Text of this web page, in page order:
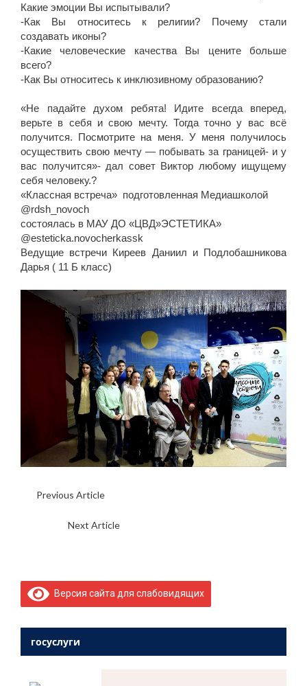
Какие эмоции Вы испытывали?
-Как Вы относитесь к религии? Почему стали
создавать иконы?
-Какие человеческие качества Вы цените больше
всего?
-Как Вы относитесь к инклюзивному образованию?
«Не падайте духом ребята! Идите всегда вперед,
верьте в себя и свою мечту. Тогда точно у вас всё
получится. Посмотрите на меня. У меня получилось
осуществить свою мечту — побывать за границей- и у
вас получится»- дал совет Виктор любому ищущему
себя человеку.?️
«Классная встреча» подготовленная Медиашколой
@rdsh_novoch
состоялась в МАУ ДО «ЦВД»ЭСТЕТИКА»
@esteticka.novocherkassk
Ведущие встречи Киреев Даниил и Подлобашникова
Дарья ( 11 Б класс)
Previous Article?‍??‍?ОТ МОЛОДОГО СПЕЦИАЛИСТА К
Next Article
Версия сайта для слабовидящих
госуслуги